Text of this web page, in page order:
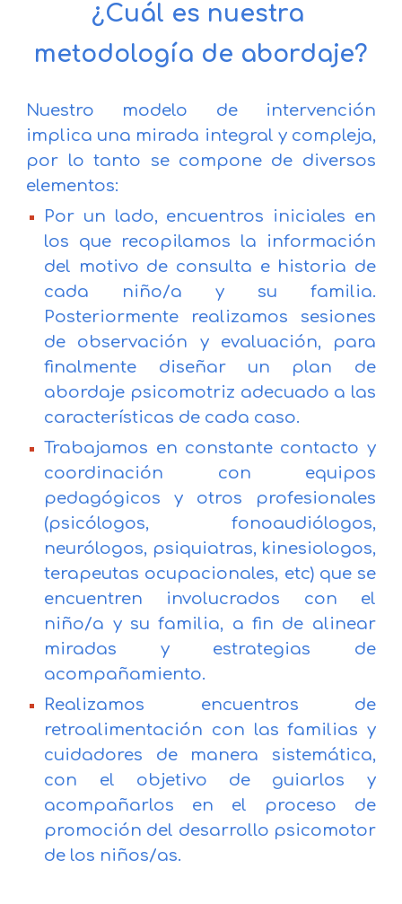
¿Cuál es nuestra
metodología de abordaje?
Nuestro modelo de
intervención
implica una mirada integral y compleja,
por lo tanto se compone de diversos
elementos:
Por un lado, encuentros iniciales en
los que recopilamos la información
del motivo de consulta e historia de
cada niño/a y su familia.
Posteriormente realizamos sesiones
de observación y evaluación, para
finalmente diseñar un plan de
abordaje psicomotriz adecuado a las
características de cada caso.
Trabajamos en constante contacto y
coordinación con equipos
pedagógicos y otros profesionales
(psicólogos, fonoaudiólogos,
neurólogos, psiquiatras, kinesiologos,
terapeutas ocupacionales, etc) que se
encuentren involucrados con el
niño/a y su familia, a fin de alinear
miradas y estrategias de
acompañamiento.
Realizamos encuentros de
retroalimentación con las familias y
cuidadores de manera sistemática,
con el objetivo de guiarlos y
acompañarlos en el proceso de
promoción del desarrollo psicomotor
de los niños/as.